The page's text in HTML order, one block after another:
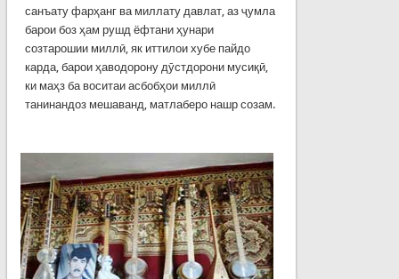
санъату фарҳанг ва миллату давлат, аз ҷумла
барои боз ҳам рушд ёфтани ҳунари
созтарошии миллӣ, як иттилои хубе пайдо
карда, барои ҳаводорону дӯстдорони мусиқӣ,
ки маҳз ба воситаи асбобҳои миллӣ
танинандоз мешаванд, матлаберо нашр созам.